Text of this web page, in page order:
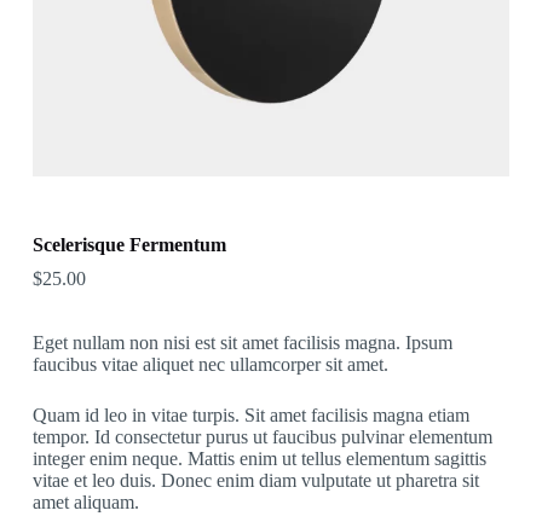
Scelerisque Fermentum
$25.00
Eget nullam non nisi est sit amet facilisis magna. Ipsum
faucibus vitae aliquet nec ullamcorper sit amet.
Quam id leo in vitae turpis. Sit amet facilisis magna etiam
tempor. Id consectetur purus ut faucibus pulvinar elementum
integer enim neque. Mattis enim ut tellus elementum sagittis
vitae et leo duis. Donec enim diam vulputate ut pharetra sit
amet aliquam.